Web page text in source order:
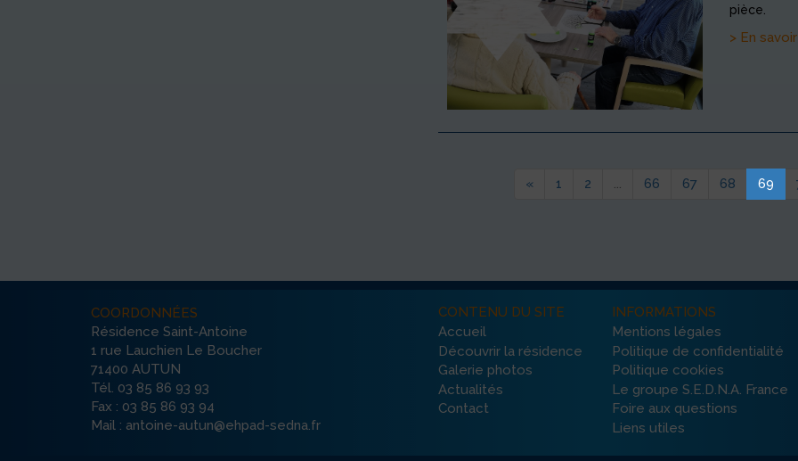
pièce.
> En
« 1 2 ... 66 67 68 69
COORDONNÉES
Résidence Saint-Antoine
1 rue Lauchien Le Boucher
71400 AUTUN
Tél. 03 85 86 93 93
Fax : 03 85 86 93 94
Mail : antoine-autun@ehpad-sedna.fr
CONTENU DU SITE
Accueil
Découvrir la résidence
Galerie photos
Actualités
Contact
INFORMATIONS
Mentions légales
Politique de confidentialité
Politique cookies
Le groupe S.E.D.N.A. France
Foire aux questions
Liens utiles